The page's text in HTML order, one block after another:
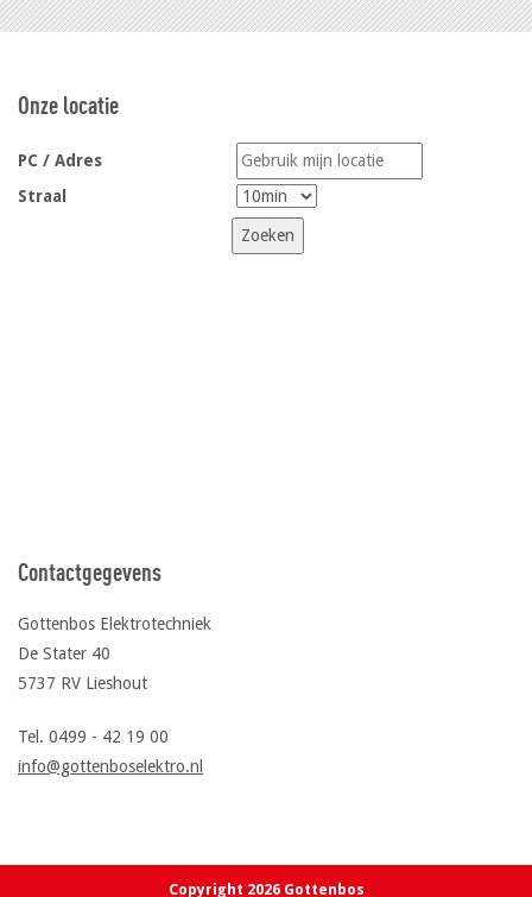
Onze locatie
PC / Adres
Straal
Contactgegevens
Gottenbos Elektrotechniek
De Stater 40
5737 RV Lieshout
Tel. 0499 - 42 19 00
info@gottenboselektro.nl
Copyright 2026 Gottenbos